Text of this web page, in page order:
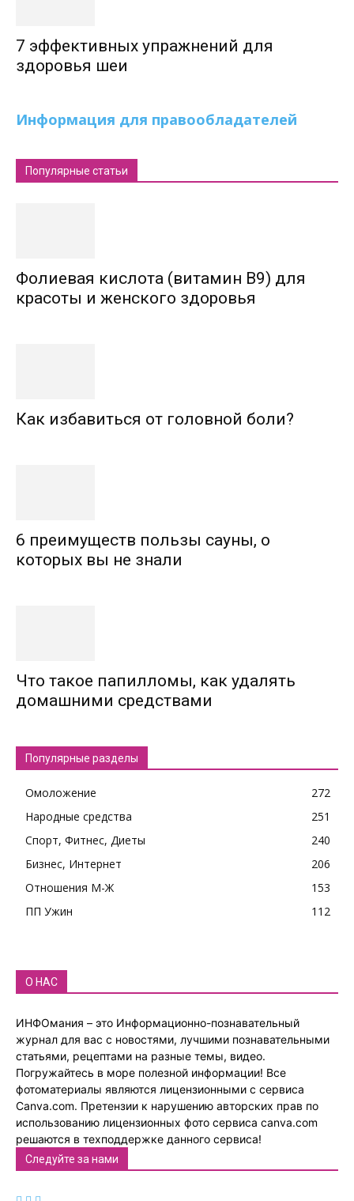
7 эффективных упражнений для
здоровья шеи
Информация для правообладателей
Популярные статьи
Фолиевая кислота (витамин В9) для
красоты и женского здоровья
Как избавиться от головной боли?
6 преимуществ пользы сауны, о
которых вы не знали
Что такое папилломы, как удалять
домашними средствами
Популярные разделы
Омоложение
272
Народные средства
251
Спорт, Фитнес, Диеты
240
Бизнес, Интернет
206
Отношения М-Ж
153
ПП Ужин
112
О НАС
ИНФОмания – это Информационно-познавательный
журнал для вас с новостями, лучшими познавательными
статьями, рецептами на разные темы, видео.
Погружайтесь в море полезной информации! Все
фотоматериалы являются лицензионными с сервиса
Canva.com. Претензии к нарушению авторских прав по
использованию лицензионных фото сервиса canva.com
решаются в техподдержке данного сервиса!
Следуйте за нами